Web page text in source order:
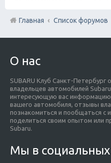
Главная Список форумов
О нас
SUBARU Клуб Санкт-Петербург
владельцев автомобилей
интересующую вас информацию
вашего автомобиля, отзывы
познакомиться и пообщаться с
поделиться своим опытом или
Subaru.
Мы в социальных